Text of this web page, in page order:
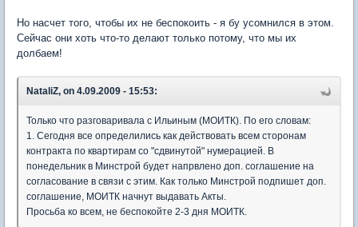
Но насчет того, чтобы их не беспокоить - я бу усомнился в этом.
Сейчас они хоть что-то делают только потому, что мы их
долбаем!
NataliZ, on 4.09.2009 - 15:53:
Только что разговаривала с Ильиным (МОИТК). По его словам:
1. Сегодня все определились как действовать всем сторонам
контракта по квартирам со "сдвинутой" нумерацией. В
понедельник в Минстрой будет напрвлено доп. соглашение на
согласование в связи с этим. Как только Минстрой подпишет доп.
соглашение, МОИТК начнут выдавать Акты.
Просьба ко всем, не беспокойте 2-3 дня МОИТК.